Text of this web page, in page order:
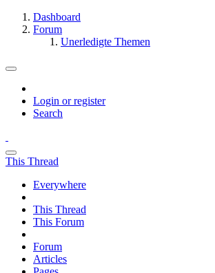
Dashboard
Forum
Unerledigte Themen
Login or register
Search
This Thread
Everywhere
This Thread
This Forum
Forum
Articles